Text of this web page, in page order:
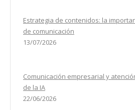
Estrategia de contenidos: la
de comunicación
13/07/2026
Comunicación empresarial y
de la IA
22/06/2026